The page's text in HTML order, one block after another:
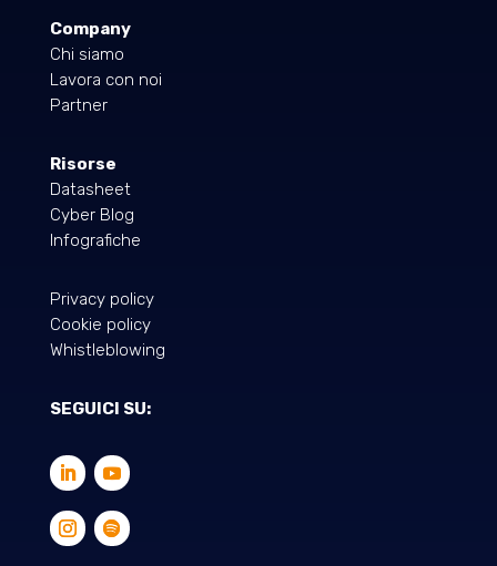
Company
Chi siamo
Lavora con noi
Partner
Risorse
Datasheet
Cyber Blog
Infografiche
Privacy policy
Cookie policy
Whistleblowing
SEGUICI SU: